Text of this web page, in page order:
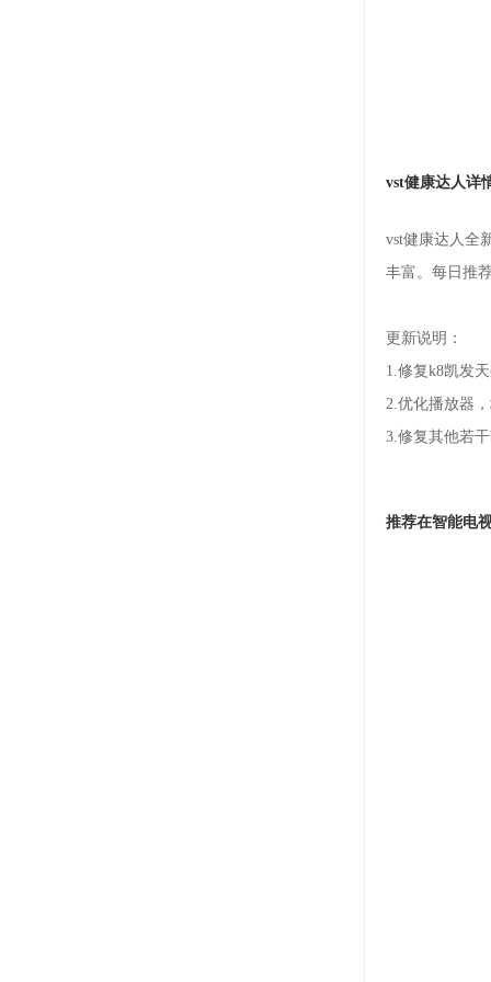
vst健康达人详
vst健康达人全
丰富。每日推
更新说明：
1.修复k8凯发
2.优化播放器
3.修复其他若干
推荐在智能电